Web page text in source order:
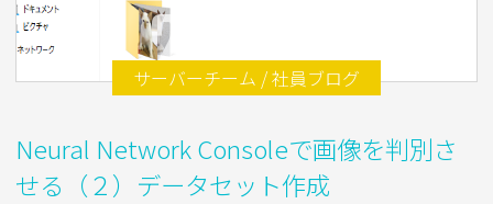
2018.01.30
サーバーチーム / 社員ブログ
Neural Network Consoleで画像を判別さ
せる（２）データセット作成